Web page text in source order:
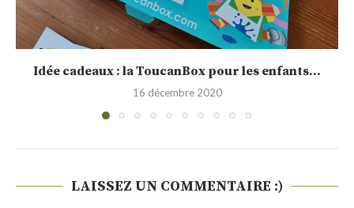
pour les enfants... Sélection
LAISSEZ UN COMMENTAIRE :)